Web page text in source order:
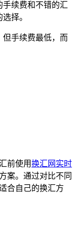
手续费和不错的汇
择。
但手续费最低，而
前使用换汇网实时
案。通过对比不同
合自己的换汇方